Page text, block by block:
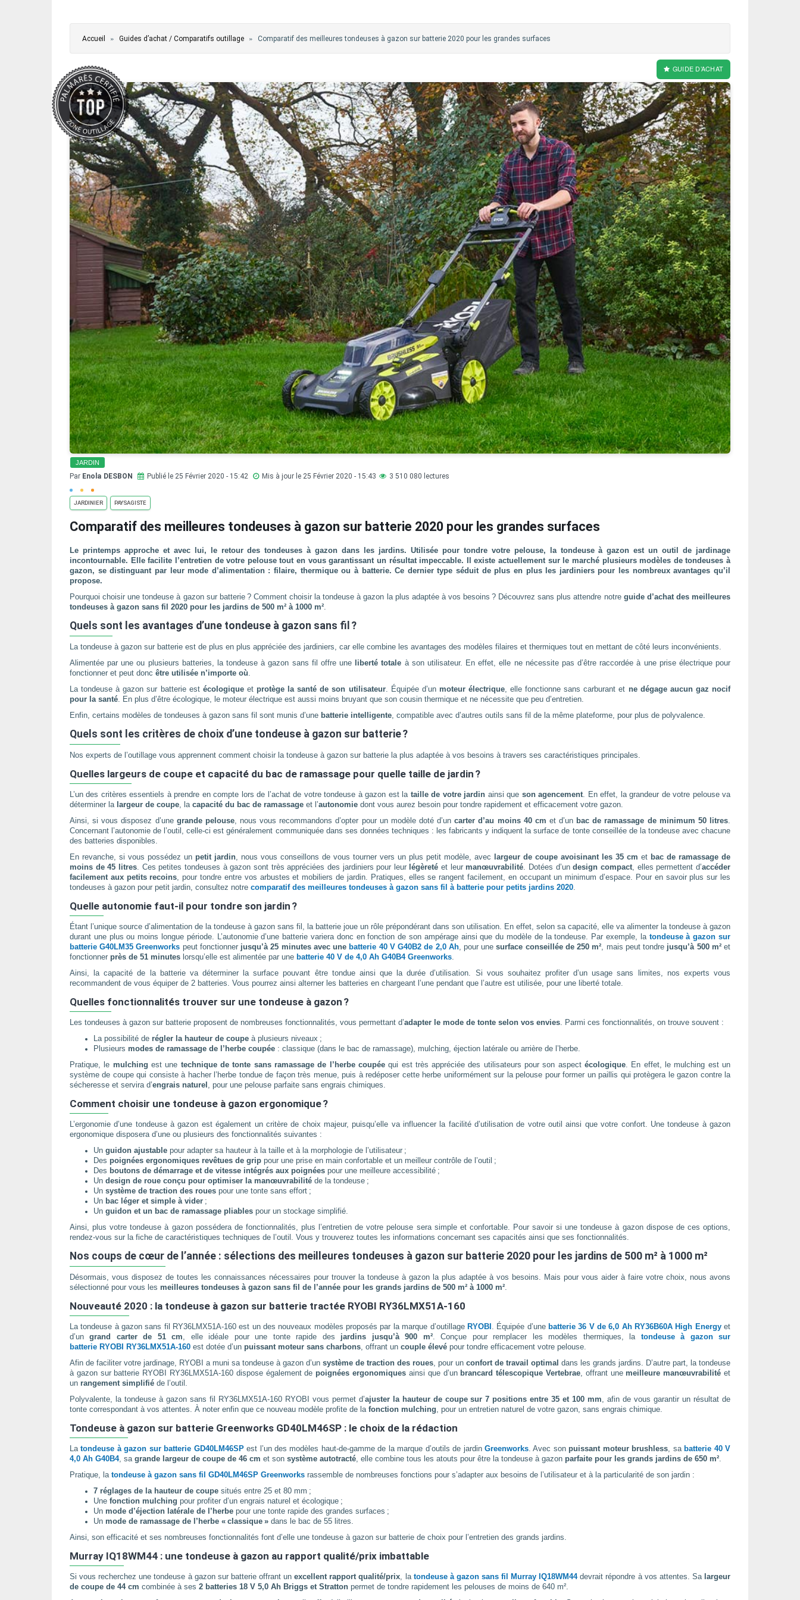
Vous êtes ici
Accueil » Guides d’achat / Comparatifs outillage » Comparatif des meilleures tondeuses à gazon sur batterie 2020 pour les grandes surfaces
GUIDE D’ACHAT
JARDIN
Par Enola DESBON Publié le 25 Février 2020 - 15:42 Mis à jour le 25 Février 2020 - 15:43 3 510 080 lectures
JARDINIER PAYSAGISTE
Comparatif des meilleures tondeuses à gazon sur batterie 2020 pour les grandes surfaces
Le printemps approche et avec lui, le retour des tondeuses à gazon dans les jardins. Utilisée pour tondre votre pelouse, la tondeuse à gazon est un outil de jardinage
incontournable. Elle facilite l’entretien de votre pelouse tout en vous garantissant un résultat impeccable. Il existe actuellement sur le marché plusieurs modèles de tondeuses à
gazon, se distinguant par leur mode d’alimentation : filaire, thermique ou à batterie. Ce dernier type séduit de plus en plus les jardiniers pour les nombreux avantages qu’il
propose.
Pourquoi choisir une tondeuse à gazon sur batterie ? Comment choisir la tondeuse à gazon la plus adaptée à vos besoins ? Découvrez sans plus attendre notre guide d’achat des meilleures
tondeuses à gazon sans fil 2020 pour les jardins de 500 m² à 1000 m².
Quels sont les avantages d’une tondeuse à gazon sans fil ?
La tondeuse à gazon sur batterie est de plus en plus appréciée des jardiniers, car elle combine les avantages des modèles filaires et thermiques tout en mettant de côté leurs inconvénients.
Alimentée par une ou plusieurs batteries, la tondeuse à gazon sans fil offre une
liberté totale à son utilisateur. En effet, elle ne nécessite pas d’être raccordée à une prise électrique pour
fonctionner et peut donc être utilisée n’importe où.
La tondeuse à gazon sur batterie est écologiqueet protège la santé de son utilisateur. Équipée d’un moteur électrique, elle fonctionne sans carburant et ne dégage aucun gaz nocif
pour la santé. En plus d’être écologique, le moteur électrique est aussi moins bruyant que son cousin thermique et ne nécessite que peu d’entretien.
Enfin, certains modèles de tondeuses à gazon sans fil sont munis d’une batterie intelligente, compatible avec d’autres outils sans fil de la même plateforme, pour plus de polyvalence.
Quels sont les critères de choix d’une tondeuse à gazon sur batterie ?
Nos experts de l’outillage vous apprennent comment choisir la tondeuse à gazon sur batterie la plus adaptée à vos besoins à travers ses caractéristiques principales.
Quelles largeurs de coupe et capacité du bac de ramassage pour quelle taille de jardin ?
L’un des critères essentiels à prendre en compte lors de l’achat de votre tondeuse à gazon est la taille de votre jardin ainsi que son agencement. En effet, la grandeur de votre pelouse va
déterminer la largeur de coupe, la capacité du bac de ramassage et l’autonomie dont vous aurez besoin pour tondre rapidement et efficacement votre gazon.
Ainsi, si vous disposez d’une grande pelouse, nous vous recommandons d’opter pour un modèle doté d’uncarter d’au moins 40 cm et d’un bac de ramassage de minimum 50 litres.
Concernant l’autonomie de l’outil, celle-ci est généralement communiquée dans ses données techniques : les fabricants y indiquent la surface de tonte conseillée de la tondeuse avec chacune
des batteries disponibles.
En revanche, si vous possédez un petit jardin, nous vous conseillons de vous tourner vers un plus petit modèle, avec largeur de coupe avoisinant les 35 cm et bac de ramassage de
moins de 45 litres. Ces petites tondeuses à gazon sont très appréciées des jardiniers pour leur légèreté et leurmanœuvrabilité. Dotées d’undesign compact, elles permettent d’accéder
facilement aux petits recoins, pour tondre entre vos arbustes et mobiliers de jardin. Pratiques, elles se rangent facilement, en occupant un minimum d’espace. Pour en savoir plus sur les
tondeuses à gazon pour petit jardin, consultez notre comparatif des meilleures tondeuses à gazon sans fil à batterie pour petits jardins 2020.
Quelle autonomie faut-il pour tondre son jardin ?
Étant l’unique source d’alimentation de la tondeuse à gazon sans fil, la batterie joue un rôle prépondérant dans son utilisation. En effet, selon sa capacité, elle va alimenter la tondeuse à gazon
durant une plus ou moins longue période. L’autonomie d’une batterie variera donc en fonction de son ampérage ainsi que du modèle de la tondeuse. Par exemple, la tondeuse à gazon sur
batterie G40LM35 Greenworks peut fonctionner jusqu’à 25 minutes avec une batterie 40 V G40B2 de 2,0 Ah, pour unesurface conseillée de 250 m², mais peut tondre jusqu’à 500 m²et
fonctionner près de 51 minutes lorsqu’elle est alimentée par une batterie 40 V de 4,0 Ah G40B4 Greenworks.
Ainsi, la capacité de la batterie va déterminer la surface pouvant être tondue ainsi que la durée d’utilisation. Si vous souhaitez profiter d’un usage sans limites, nos experts vous
recommandent de vous équiper de 2 batteries. Vous pourrez ainsi alterner les batteries en chargeant l’une pendant que l’autre est utilisée, pour une liberté totale.
Quelles fonctionnalités trouver sur une tondeuse à gazon ?
Les tondeuses à gazon sur batterie proposent de nombreuses fonctionnalités, vous permettant d’adapter le mode de tonte selon vos envies. Parmi ces fonctionnalités, on trouve souvent :
La possibilité de régler la hauteur de coupe à plusieurs niveaux ;
Plusieurs modes de ramassage de l’herbe coupée : classique (dans le bac de ramassage), mulching, éjection latérale ou arrière de l’herbe.
Pratique, le mulching est une technique de tonte sans ramassage de l’herbe coupéequi est très appréciée des utilisateurs pour son aspectécologique. En effet, le mulching est un
système de coupe qui consiste à hacher l’herbe tondue de façon très menue, puis à redéposer cette herbe uniformément sur la pelouse pour former un paillis qui protègera le gazon contre la
sécheresse et servira d’engrais naturel , pour une pelouse parfaite sans engrais chimiques.
Comment choisir une tondeuse à gazon ergonomique ?
L’ergonomie d’une tondeuse à gazon est également un critère de choix majeur, puisqu’elle va influencer la facilité d’utilisation de votre outil ainsi que votre confort. Une tondeuse à gazon
ergonomique disposera d’une ou plusieurs des fonctionnalités suivantes :
Un guidon ajustable pour adapter sa hauteur à la taille et à la morphologie de l’utilisateur ;
Des poignées ergonomiques revêtues de grip pour une prise en main confortable et un meilleur contrôle de l’outil ;
Des boutons de démarrage et de vitesse intégrés aux poignées pour une meilleure accessibilité ;
Un design de roue conçu pour optimiser la manœuvrabilité de la tondeuse ;
Un système de traction des roues pour une tonte sans effort ;
Un bac léger et simple à vider ;
Un guidon et un bac de ramassage pliables pour un stockage simplifié.
Ainsi, plus votre tondeuse à gazon possédera de fonctionnalités, plus l’entretien de votre pelouse sera simple et confortable. Pour savoir si une tondeuse à gazon dispose de ces options,
rendez-vous sur la fiche de caractéristiques techniques de l’outil. Vous y trouverez toutes les informations concernant ses capacités ainsi que ses fonctionnalités.
Nos coups de cœur de l’année : sélections des meilleures tondeuses à gazon sur batterie 2020 pour les jardins de 500 m² à 1000 m²
Désormais, vous disposez de toutes les connaissances nécessaires pour trouver la tondeuse à gazon la plus adaptée à vos besoins. Mais pour vous aider à faire votre choix, nous avons
sélectionné pour vous les meilleures tondeuses à gazon sans fil de l’année pour les grands jardins de 500 m² à 1000 m².
Nouveauté 2020 : la tondeuse à gazon sur batterie tractée RYOBI RY36LMX51A-160
La tondeuse à gazon sans fil RY36LMX51A-160 est un des nouveaux modèles proposés par la marque d’outillage RYOBI . Équipée d’une batterie 36 V de 6,0 Ah RY36B60A High Energyet
d’ungrand carter de 51 cm, elle idéale pour une tonte rapide des jardins jusqu’à 900 m². Conçue pour remplacer les modèles thermiques, la tondeuse à gazon sur
batterie RYOBI RY36LMX51A-160 est dotée d’un puissant moteur sans charbons, offrant un couple élevé pour tondre efficacement votre pelouse.
Afin de faciliter votre jardinage, RYOBI a muni sa tondeuse à gazon d’un système de traction des roues, pour un confort de travail optimal dans les grands jardins. D’autre part, la tondeuse
à gazon sur batterie RYOBI RY36LMX51A-160 dispose également depoignées ergonomiques ainsi que d’un brancard télescopique Vertebrae, offrant unemeilleure manœuvrabilité et
un rangement simplifié de l’outil.
Polyvalente, la tondeuse à gazon sans fil RY36LMX51A-160 RYOBI vous permet d’ajuster la hauteur de coupe sur 7 positions entre 35 et 100 mm, afin de vous garantir un résultat de
tonte correspondant à vos attentes. À noter enfin que ce nouveau modèle profite de la fonction mulching, pour un entretien naturel de votre gazon, sans engrais chimique.
Tondeuse à gazon sur batterie Greenworks GD40LM46SP : le choix de la rédaction
Latondeuse à gazon sur batterie GD40LM46SPest l’un des modèles haut-de-gamme de la marque d’outils de jardinGreenworks. Avec sonpuissant moteur brushless, sa batterie 40 V
4,0 Ah G40B4, sa grande largeur de coupe de 46 cm et son système autotracté, elle combine tous les atouts pour être la tondeuse à gazon parfaite pour les grands jardins de 650 m².
Pratique, la tondeuse à gazon sans fil GD40LM46SP Greenworks rassemble de nombreuses fonctions pour s’adapter aux besoins de l’utilisateur et à la particularité de son jardin :
7 réglages de la hauteur de coupe situés entre 25 et 80 mm ;
Une fonction mulching pour profiter d’un engrais naturel et écologique ;
Un mode d’éjection latérale de l’herbe pour une tonte rapide des grandes surfaces ;
Un mode de ramassage de l’herbe « classique » dans le bac de 55 litres.
Ainsi, son efficacité et ses nombreuses fonctionnalités font d’elle une tondeuse à gazon sur batterie de choix pour l’entretien des grands jardins.
Murray IQ18WM44 : une tondeuse à gazon au rapport qualité/prix imbattable
Si vous recherchez une tondeuse à gazon sur batterie offrant unexcellent rapport qualité/prix, la tondeuse à gazon sans fil Murray IQ18WM44devrait répondre à vos attentes. Sa largeur
de coupe de 44 cm combinée à ses 2 batteries 18 V 5,0 Ah Briggs et Stratton permet de tondre rapidement les pelouses de moins de 640 m².